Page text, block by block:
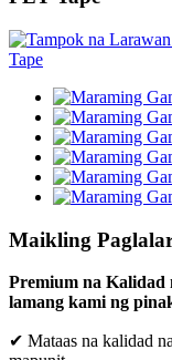
Maikling
Premium na Kalidad
lamang kami ng
✔ Mataas na kalidad